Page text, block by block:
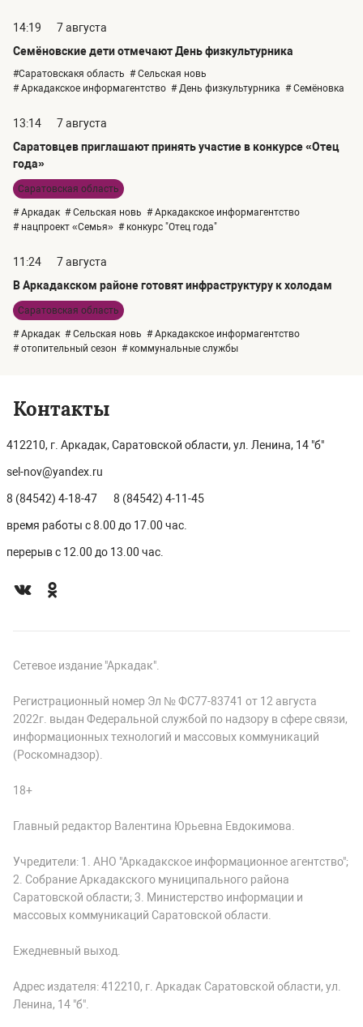
14:19
7 августа
Семёновские дети отмечают День физкультурника
#Саратовскакя область # Сельская новь
# Аркадакское информагентство # День физкультурника # Семёновка
13:14
7 августа
Саратовцев приглашают принять участие в конкурсе «Отец
года»
Саратовская область
# Аркадак # Сельская новь # Аркадакское информагентство
# нацпроект «Семья» # конкурс "Отец года"
11:24
7 августа
В Аркадакском районе готовят инфраструктуру к холодам
Саратовская область
# Аркадак # Сельская новь # Аркадакское информагентство
# отопительный сезон # коммунальные службы
Контакты
412210, г. Аркадак, Саратовской области, ул. Ленина, 14 "б"
sel-nov@yandex.ru
8 (84542) 4-18-47 8 (84542) 4-11-45
время работы с 8.00 до 17.00 час.
перерыв с 12.00 до 13.00 час.
Сетевое издание "Аркадак".
Регистрационный номер Эл № ФС77-83741 от 12 августа
2022г. выдан Федеральной службой по надзору в сфере связи,
информационных технологий и массовых коммуникаций
(Роскомнадзор).
18+
Главный редактор Валентина Юрьевна Евдокимова.
Учредители: 1. АНО "Аркадакское информационное агентство";
2. Собрание Аркадакского муниципального района
Саратовской области; 3. Министерство информации и
массовых коммуникаций Саратовской области.
Ежедневный выход.
Адрес издателя: 412210, г. Аркадак Саратовской области, ул.
Ленина, 14 "б".